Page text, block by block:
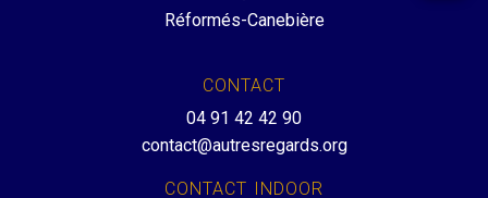
Réformés-Canebière
CONTACT
04 91 42 42 90
contact@autresregards.org
CONTACT INDOOR